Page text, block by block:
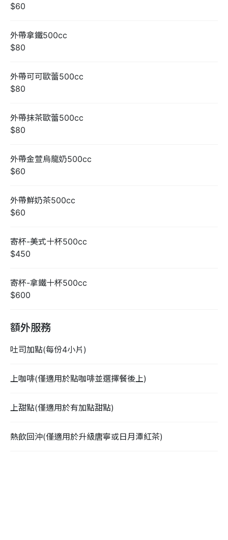
$60
外帶拿鐵500cc
$80
外帶可可歐蕾500cc
$80
外帶抹茶歐蕾500cc
$80
外帶金萱烏龍奶500cc
$60
外帶鮮奶茶500cc
$60
寄杯-美式十杯500cc
$450
寄杯-拿鐵十杯500cc
$600
額外服務
吐司加點(每份4小片)
上咖啡(僅適用於點咖啡並選擇餐後上)
上甜點(僅適用於有加點甜點)
熱飲回沖(僅適用於升級唐寧或日月潭紅茶)